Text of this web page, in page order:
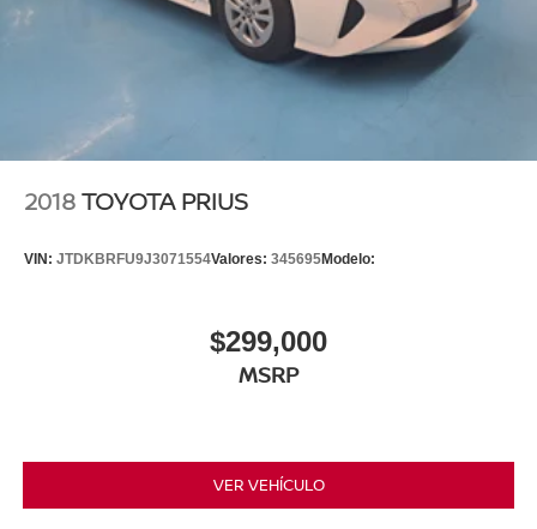
2018TOYOTA PRIUS
VIN: JTDKBRFU9J3071554Valores: 345695Modelo:
$299,000
MSRP
VER VEHÍCULO